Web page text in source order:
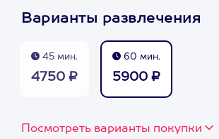
Варианты развлечения
45 мин.
4750 ₽
60 мин.
5900 ₽
Посмотреть варианты покупки